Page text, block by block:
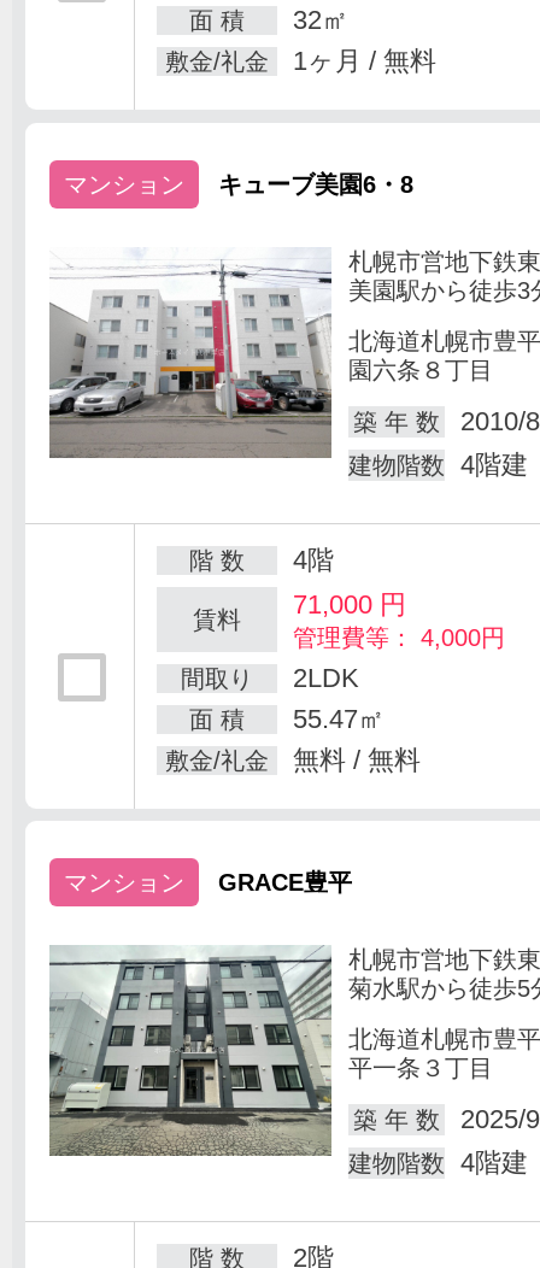
面 積 32㎡
敷金/礼金 1ヶ月 / 無料
マンション キューブ美園6・8
札幌市営地下鉄
美園駅から徒歩3
北海道札幌市豊
園六条８丁目
築 年 数
2010/
建物階数 4階建
階 数 4階
賃料 71,000円
管理費等： 4,000円
間取り
2LDK
面 積 55.47㎡
敷金/礼金 無料 / 無料
マンション GRACE豊平
札幌市営地下鉄
菊水駅から徒歩5
北海道札幌市豊
平一条３丁目
築 年 数
2025/
建物階数 4階建
階 数 2階